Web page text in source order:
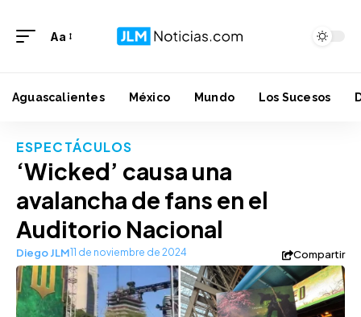
Aa
Aguascalientes México Mundo Los Sucesos
ESPECTÁCULOS
‘Wicked’ causa una
avalancha de fans en el
Auditorio Nacional
Diego JLM11 de noviembre de 2024 Compartir